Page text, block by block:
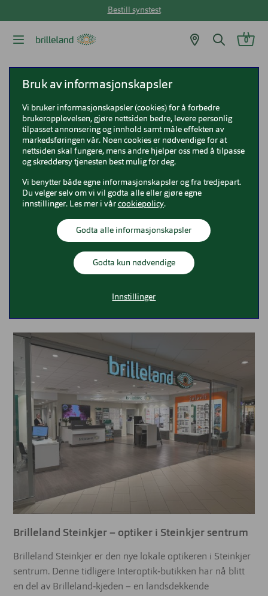
Bestill synstest
0
Tilbake
Åpningstider
Mandag - fredag kl. 10:00 - 20:00
Lørdag kl. 10:00 - 18:00
Thon Senter Steinkjer
74 16 10 72
Brilleland Steinkjer – optiker i Steinkjer sentrum
Brilleland Steinkjer er den nye lokale optikeren i Steinkjer
sentrum. Denne tidligere Interoptik‑butikken har nå blitt
en del av Brilleland‑kjeden – en landsdekkende
Bruk av informasjonskapsler
Vi bruker informasjonskapsler (cookies) for å forbedre
brukeropplevelsen, gjøre nettsiden bedre, levere personlig
tilpasset annonsering og innhold samt måle effekten av
markedsføringen vår. Noen cookies er nødvendige for at
nettsiden skal fungere, mens andre hjelper oss med å tilpasse
og skreddersy tjenesten best mulig for deg.
Vi benytter både egne informasjonskapsler og fra tredjepart.
Du velger selv om vi vil godta alle eller gjøre egne
innstillinger. Les mer i vår cookiepolicy.
Godta alle informasjonskapsler
Godta kun nødvendige
Innstillinger